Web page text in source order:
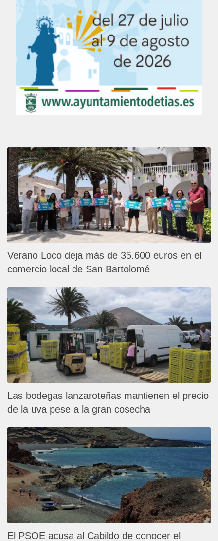
Verano Loco deja más de 35.600 euros en el
comercio local de San Bartolomé
Las bodegas lanzaroteñas mantienen el precio
de la uva pese a la gran cosecha
El PSOE acusa al Cabildo de conocer el